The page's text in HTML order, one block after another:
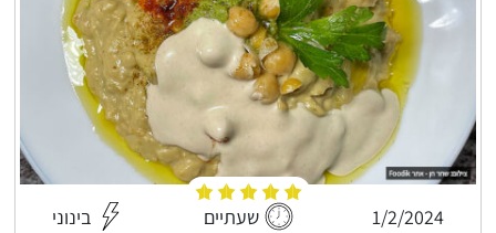
1/2/2024 שעתיים בינוני